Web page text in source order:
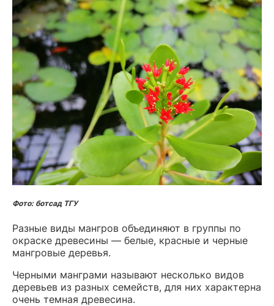
Фото: ботсад ТГУ
Разные виды мангров объединяют в группы по
окраске древесины — белые, красные и черные
мангровые деревья.
Черными манграми называют несколько видов
деревьев из разных семейств, для них характерна
очень темная древесина.